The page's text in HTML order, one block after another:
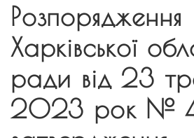
Розпорядження
Харківської
ради від 23
2023 рок №